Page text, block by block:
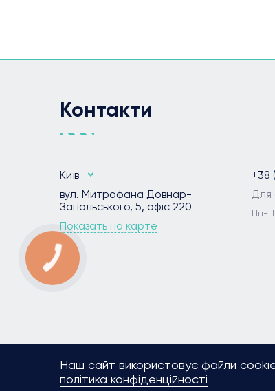
Контакти
Київ
вул. Митрофана Довнар-
Запольського, 5, офіс 220
Показать на карте
+38
Для
Пн-
Наш сайт використовує файли
політика конфіденційності